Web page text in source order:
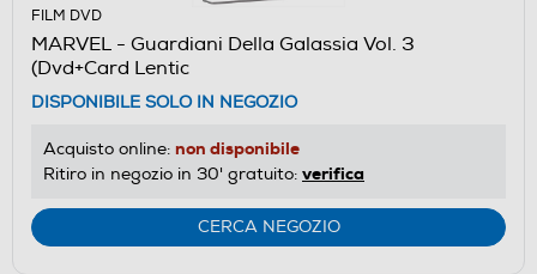
FILM DVD
MARVEL - Guardiani Della Galassia Vol. 3
(Dvd+Card Lentic
DISPONIBILE SOLO IN NEGOZIO
Acquisto online: non disponibile
Ritiro in negozio in 30' gratuito: verifica
CERCA NEGOZIO